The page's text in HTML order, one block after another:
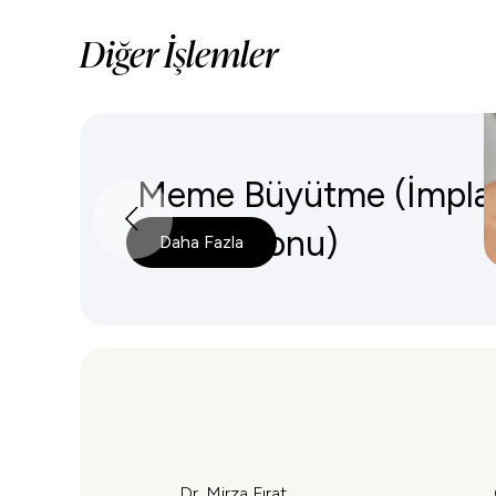
Diğer İşlemler
Meme Büyütme
Enjeksiyonu)
Daha Fazla